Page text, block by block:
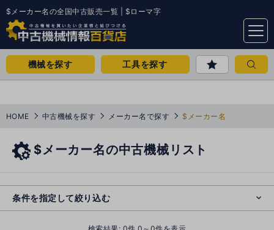
$メーカー名の全国中古販売一覧 | $ローマ字
menu
機械を探す 工具を探す
HOME 中古機械を探す メーカー名で探す $メーカー名
$メーカー名の中古機械リスト
条件を指定して絞り込む